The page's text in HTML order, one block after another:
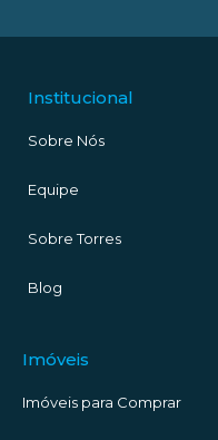
Institucional
Sobre Nós
Equipe
Sobre Torres
Blog
Imóveis
Imóveis para Comprar